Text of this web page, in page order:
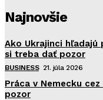
Najnovšie
Ako Ukrajinci hľadajú
si treba dať pozor
BUSINESS 21. júla 2026
Práca v Nemecku
pozor